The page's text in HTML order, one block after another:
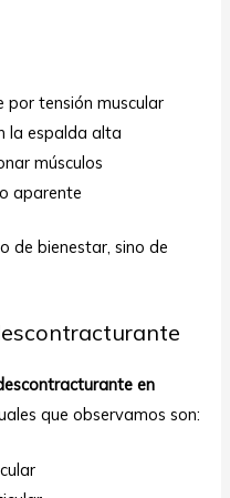
por tensión muscular
la espalda alta
músculos
aparente
de bienestar, sino de
en
que observamos son: